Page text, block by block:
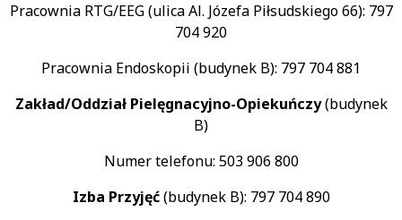
Pracownia RTG/EEG (ulica Al. Józefa Piłsudskiego 66): 797
704 920
Pracownia Endoskopii (budynek B): 797 704 881
Zakład/Oddział Pielęgnacyjno-Opiekuńczy(budynek
B)
Numer telefonu: 503 906 800
Izba Przyjęć(budynek B): 797 704 890